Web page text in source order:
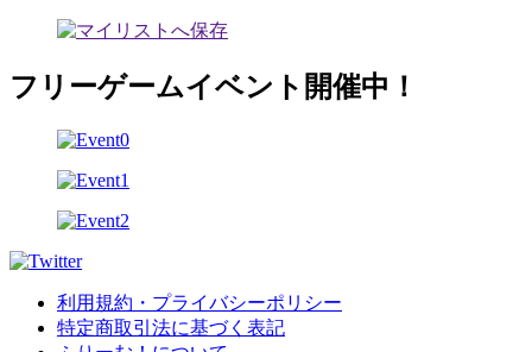
フリーゲームイベント開催中！
利用規約・プライバシーポリシー
特定商取引法に基づく表記